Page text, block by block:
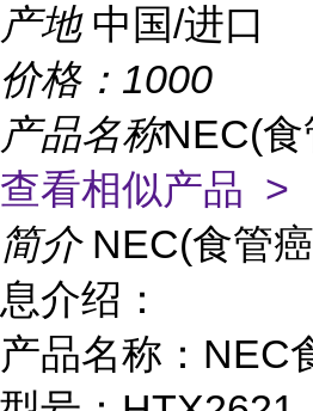
产地 中国/进口
价格： 1000
产品名称NEC(
查看相似产品 >
简介 NEC(食管
息介绍：
产品名称：NEC